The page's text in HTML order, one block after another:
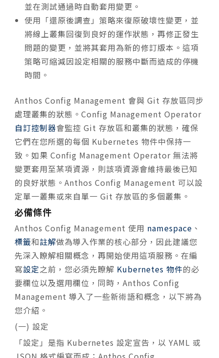
並在測試通過時自動套用變更。
使用「還原後調查」策略來復原破壞性變更，並
將線上叢集回復到良好的運作狀態，再修正發生
問題的變更，並將其套用為新的修訂版本。這項
策略可縮減因設定相關的服務中斷而造成的停機
時間。
Anthos Config Management 會與 Git 存放區同步
處理叢集的狀態。Config Management Operator
自訂控制器會監控 Git 存放區和叢集的狀態，確保
它們在您所選的每個 Kubernetes 物件中保持一
致。如果 Config Management Operator 無法將
變更套用至某項資源，則該項資源會維持最後已知
的良好狀態。Anthos Config Management 可以設
定單一叢集或來自單一 Git 存放區的多個叢集。
必備條件
Anthos Config Management 使用 namespace 、
標籤和註解做為導入作業的核心部分，因此建議您
先深入瞭解相關概念，再開始使用這項服務。在編
寫設定之前，您必須先瞭解 Kubernetes 物件的必
要欄位以及選用欄位，同時，Anthos Config
Management 導入了一些新術語和概念，以下將為
您介紹。
(一) 設定
「設定」是指 Kubernetes 設定宣告，以 YAML 或